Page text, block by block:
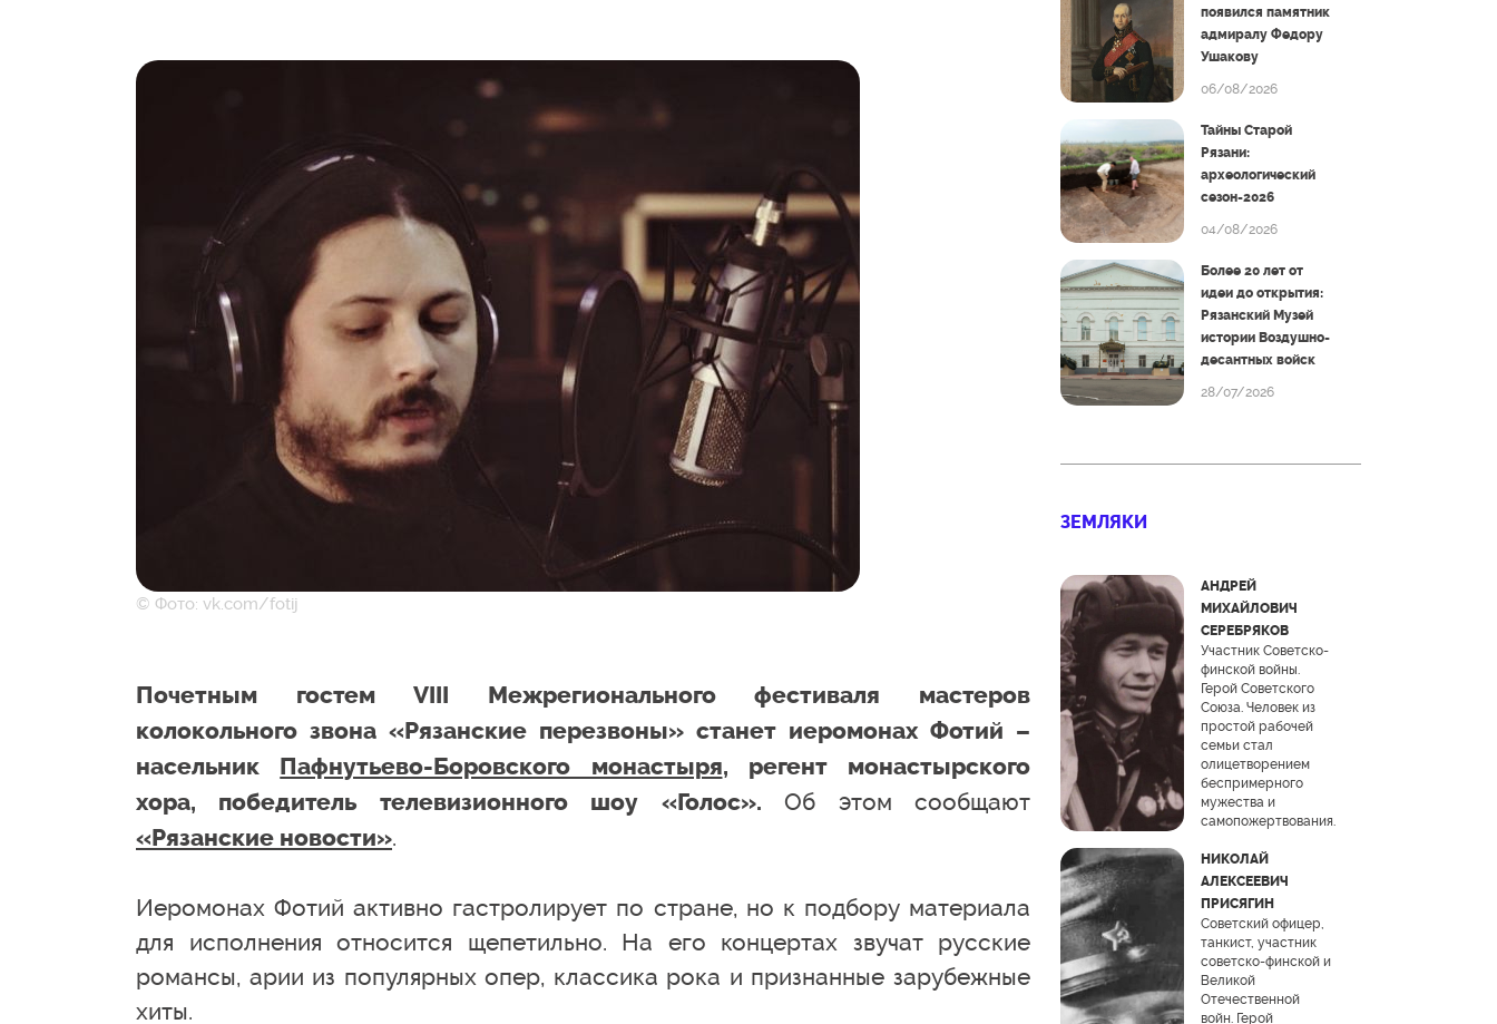
© Фото: vk.com/fotij
Почетным гостем VIII Межрегионального фестиваля мастеров
колокольного звона «Рязанские перезвоны» станет иеромонах Фотий –
насельник Пафнутьево-Боровского монастыря, регент монастырского
хора, победитель телевизионного шоу «Голос». Об этом сообщают
«Рязанские новости».
Иеромонах Фотий активно гастролирует по стране, но к подбору материала
для исполнения относится щепетильно. На его концертах звучат русские
романсы, арии из популярных опер, классика рока и признанные зарубежные
хиты.
появился памятник
адмиралу Федору
Ушакову
06/08/2026
Тайны Старой
Рязани:
археологический
сезон-2026
04/08/2026
Более 20 лет от
идеи до открытия:
Рязанский Музей
истории Воздушно-
десантных войск
28/07/2026
ЗЕМЛЯКИ
АНДРЕЙ
МИХАЙЛОВИЧ
СЕРЕБРЯКОВ
Участник Советско-
финской войны.
Герой Советского
Союза. Человек из
простой рабочей
семьи стал
олицетворением
беспримерного
мужества и
самопожертвования.
НИКОЛАЙ
АЛЕКСЕЕВИЧ
ПРИСЯГИН
Советский офицер,
танкист, участник
советско-финской и
Великой
Отечественной
войн. Герой